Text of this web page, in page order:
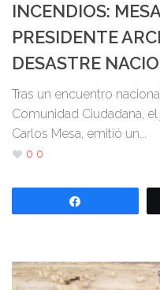
INCENDIOS:
PRESIDENTE
DESASTRE
Tras un encuentro
Comunidad Ciudadana,
Carlos Mesa, emitió un...
0 0